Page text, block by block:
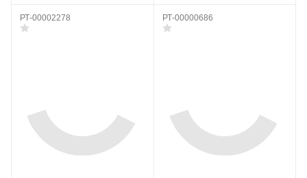
РТ-00002278 РТ-00000686